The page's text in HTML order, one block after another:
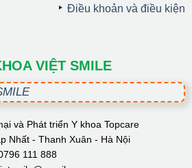
Điều khoản và điều kiện
VIỆT SMILE
và Phát triển Y khoa Topcare
Nhất - Thanh Xuân - Hà Nội
111 888